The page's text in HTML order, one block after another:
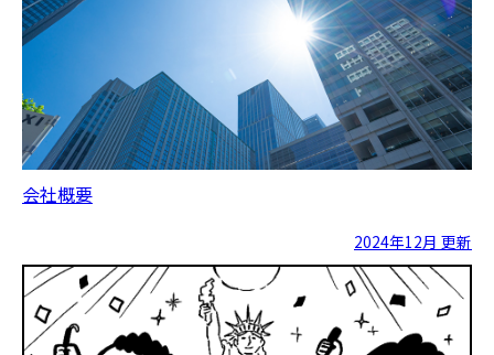
会社概要
2024年12月 更新